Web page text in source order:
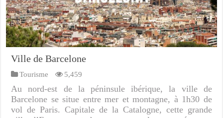
Ville de Barcelone
Tourisme 5,459
Au nord-est de la péninsule ibérique, la ville de
Barcelone se situe entre mer et montagne, à 1h30 de
vol de Paris. Capitale de la Catalogne, cette grande